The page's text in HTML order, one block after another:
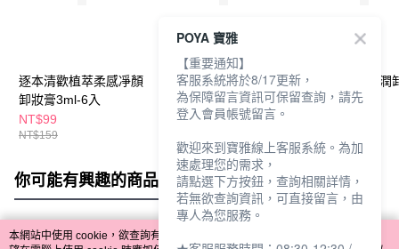
逐本清歡植萃柔感凈顏
卸妝膏3ml-6入
NT$99
NT$159
逐本清歡植萃柔感凈顏
卸妝膏100ml
NT$349
sensilis精油淨潤
膏50ml
你可能有興趣的商品 全站排行
本網站中使用 cookie，欲查詢有關本網站使用 cookie 方式之詳情，及若您不希
POYA 寶雅
【重要通知】
客服系統將於8/17更新，
為保障留言資訊可保留查詢，請先
登入會員帳號留言。
歡迎來到寶雅線上客服系統。為加
速處理您的需求，
請點選下方按鈕，查詢相關詳情，
若無欲查詢資訊，可直接留言，由
專人為您服務。